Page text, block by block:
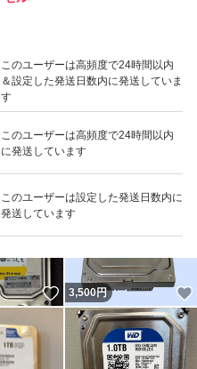
このユーザーは高頻度で24時間以内
＆設定した発送日数内に発送していま
す
このユーザーは高頻度で24時間以内
に発送しています
このユーザーは設定した発送日数内に
発送しています
いいね！
3,500
いいね！
3,500円